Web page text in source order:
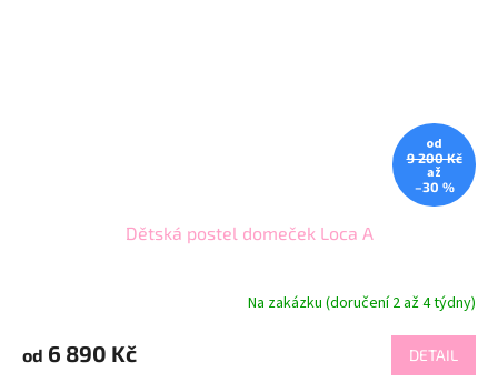
od
9 200 Kč
až
–30 %
Dětská postel domeček Loca A
Na zakázku (doručení 2 až 4 týdny)
od 6 890 Kč DETAIL